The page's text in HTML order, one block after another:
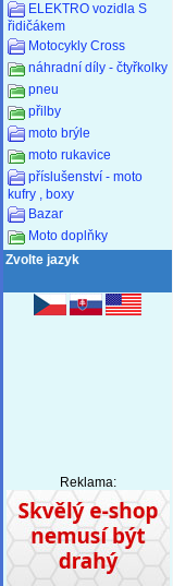
ELEKTRO vozidla S
řidičákem
Motocykly Cross
náhradní díly - čtyřkolky
pneu
přilby
moto brýle
moto rukavice
příslušenství - moto
kufry , boxy
Bazar
Moto doplňky
Zvolte jazyk
Reklama: